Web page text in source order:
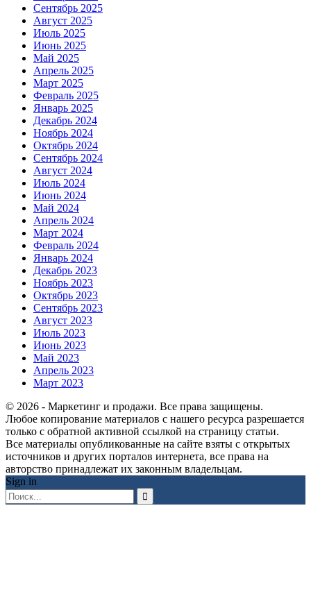
Сентябрь 2025
Август 2025
Июль 2025
Июнь 2025
Май 2025
Апрель 2025
Март 2025
Февраль 2025
Январь 2025
Декабрь 2024
Ноябрь 2024
Октябрь 2024
Сентябрь 2024
Август 2024
Июль 2024
Июнь 2024
Май 2024
Апрель 2024
Март 2024
Февраль 2024
Январь 2024
Декабрь 2023
Ноябрь 2023
Октябрь 2023
Сентябрь 2023
Август 2023
Июль 2023
Июнь 2023
Май 2023
Апрель 2023
Март 2023
© 2026 - Маркетинг и продажи. Все права защищены.
Любое копирование материалов с нашего ресурса разрешается
только с обратной активной ссылкой на страницу статьи.
Все материалы опубликованные на сайте взяты с открытых
источников и других порталов интернета, все права на
авторство принадлежат их законным владельцам.
Sign in